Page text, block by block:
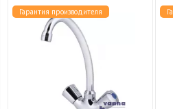
Гарантия производителя